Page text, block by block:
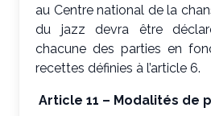
au Centre national de la
du jazz devra être
chacune des parties en
recettes définies à l’article 6.
Article 11 – Modalités de